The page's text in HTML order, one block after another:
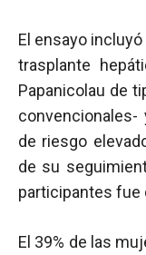
El ensayo
trasplante
Papanicolau de
de riesgo
de su
participantes fue
El 39% de las